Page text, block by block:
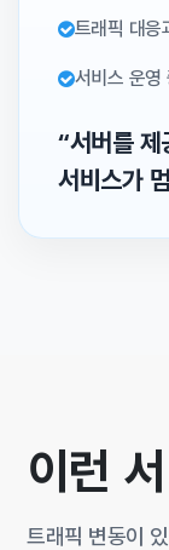
트래픽 대응
서비스 운영
“서버를 제
서비스가
이런
트래픽 변동이